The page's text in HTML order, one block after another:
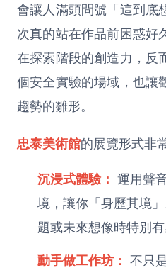
會讓人滿頭問號「這到底
次真的站在作品前困惑好
在探索階段的創造力，反
個安全實驗的場域，也讓
趨勢的雛形。
忠泰美術館的展覽形式非
沉浸式體驗： 運用聲
境，讓你「身歷其境
題或未來想像時特別有
動手做工作坊： 不只